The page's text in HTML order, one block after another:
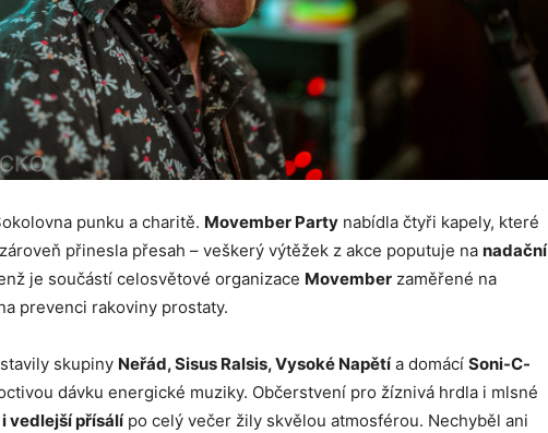
punku a charitě. Movember Party nabídla čtyři kapely, které
přinesla přesah – veškerý výtěžek z akce poputuje na nadační
je součástí celosvětové organizace Movember zaměřené na
prevenci rakoviny prostaty.
skupiny Neřád, Sisus Ralsis, Vysoké Napětía domácí Soni-C-
dávku energické muziky. Občerstvení pro žíznivá hrdla i mlsné
vedlejší přísálípo celý večer žily skvělou atmosférou. Nechyběl ani